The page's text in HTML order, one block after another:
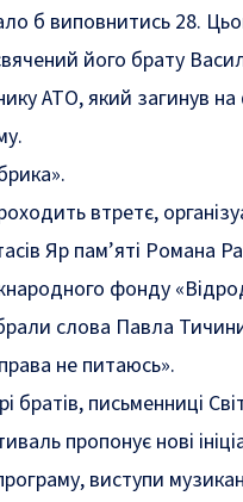
б виповнитись 28.
його брату
АТО, який загинув на
втретє,
Яр пам’яті Романа
фонду
слова Павла
не питаюсь».
братів, письменниці
пропонує нові
виступи